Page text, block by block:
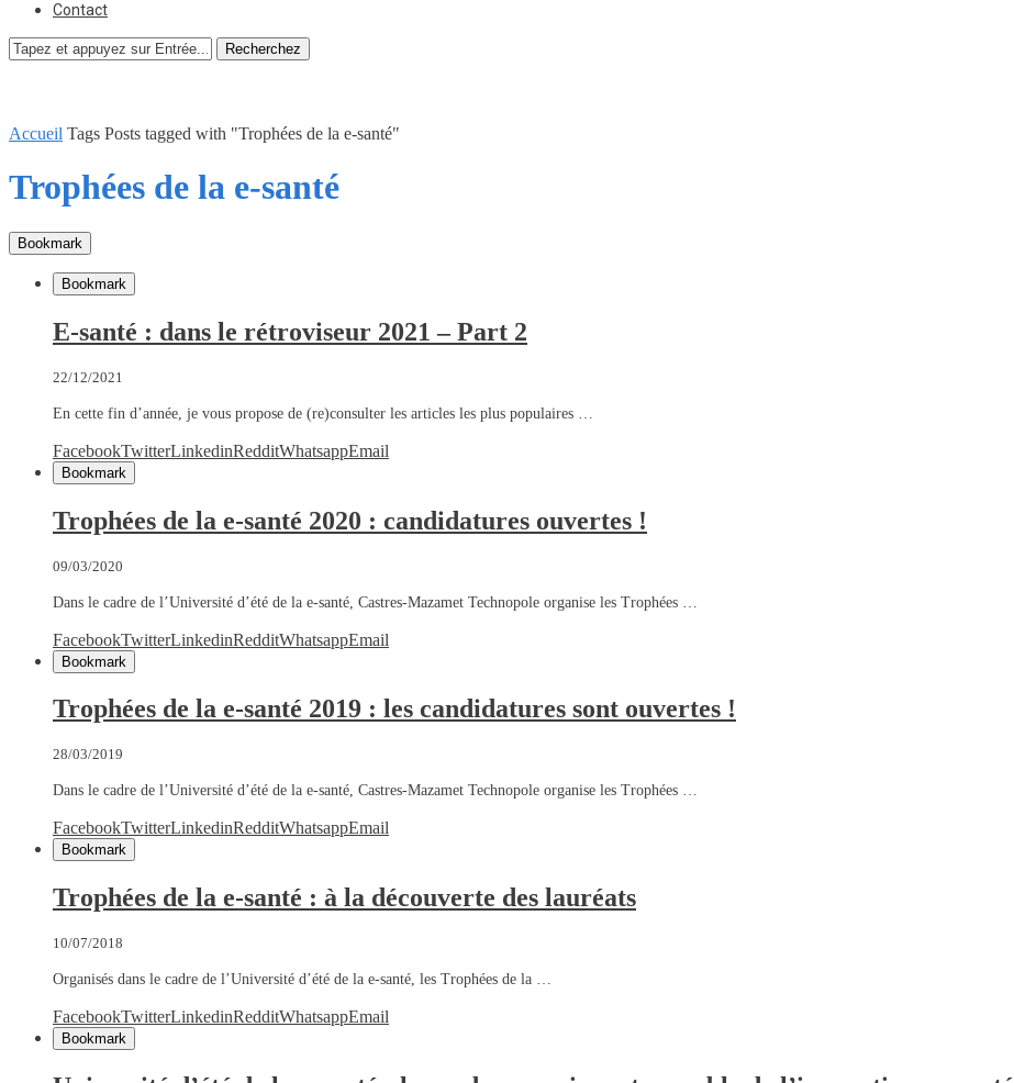
Contact
Recherchez
Accueil Tags Posts tagged with "Trophées de la e-santé"
Trophées de la e-santé
Bookmark
Bookmark
E-santé : dans le rétroviseur 2021 – Part 2
22/12/2021
En cette fin d’année, je vous propose de (re)consulter les articles les plus populaires …
FacebookTwitterLinkedinRedditWhatsappEmail
Bookmark
Trophées de la e-santé 2020 : candidatures ouvertes !
09/03/2020
Dans le cadre de l’Université d’été de la e-santé, Castres-Mazamet Technopole organise les Trophées …
FacebookTwitterLinkedinRedditWhatsappEmail
Bookmark
Trophées de la e-santé 2019 : les candidatures sont ouvertes !
28/03/2019
Dans le cadre de l’Université d’été de la e-santé, Castres-Mazamet Technopole organise les Trophées …
FacebookTwitterLinkedinRedditWhatsappEmail
Bookmark
Trophées de la e-santé : à la découverte des lauréats
10/07/2018
Organisés dans le cadre de l’Université d’été de la e-santé, les Trophées de la …
FacebookTwitterLinkedinRedditWhatsappEmail
Bookmark